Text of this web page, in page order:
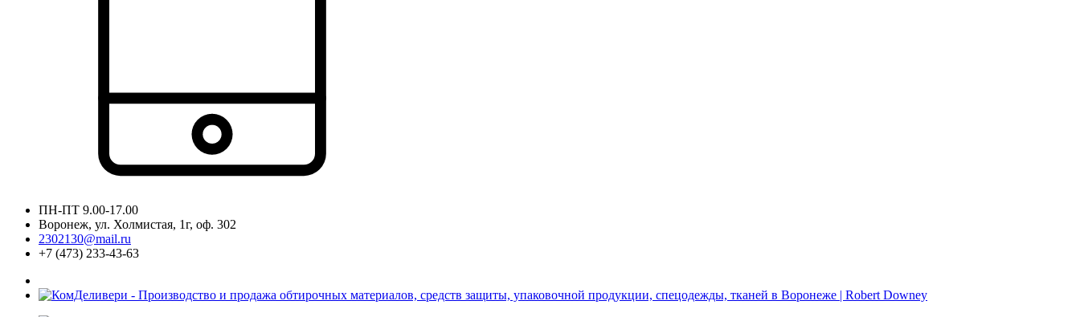
ПН-ПТ 9.00-17.00
Воронеж, ул. Холмистая, 1г, оф. 302
2302130@mail.ru
+7 (473) 233-43-63